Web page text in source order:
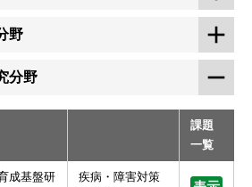
野
分野
課題
一覧
成基盤研
疾病・障害対策